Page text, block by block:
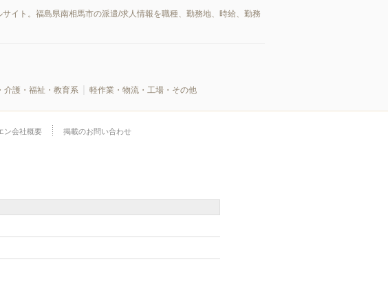
イト。福島県南相馬市の派遣/求人情報を職種、勤務地、時給、勤務
介護・福祉・教育系 軽作業・物流・工場・その他
ン会社概要 掲載のお問い合わせ